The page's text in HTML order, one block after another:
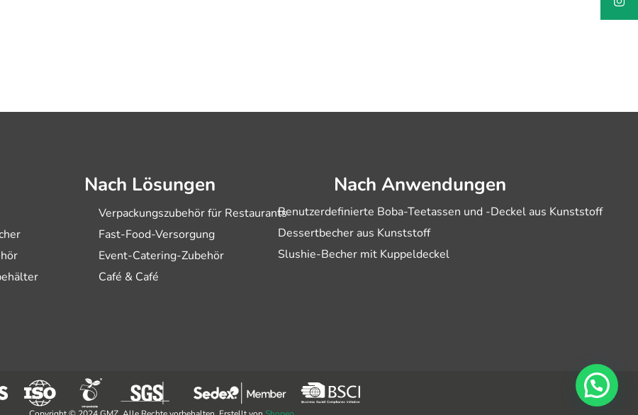
Nach Lösungen
Verpackungszubehör für Restaurants
Fast-Food-Versorgung
Event-Catering-Zubehör
Café & Café
Nach Anwendungen
Benutzerdefinierte Boba-Teetassen und -Deckel aus Kunststoff
Dessertbecher aus Kunststoff
Slushie-Becher mit Kuppeldeckel